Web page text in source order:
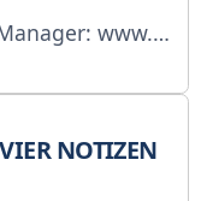
Telegram-Symbol -> Sie werden zum Chat weitergeleitet.
NOTIZEN